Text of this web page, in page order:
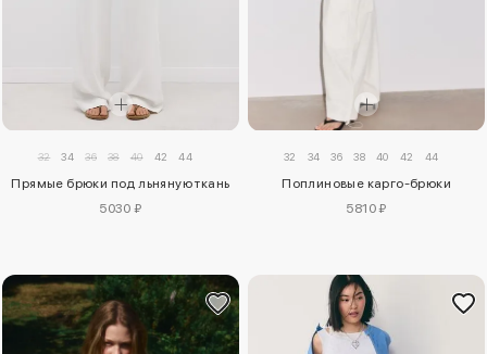
32 34 36 38 40 42 44
Прямые брюки под льняную ткань
5030 ₽
32 34 36 38 40 42 44
Поплиновые карго-брюки
5810 ₽